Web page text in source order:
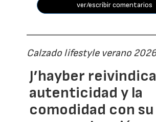
ver/escribir comentarios
Calzado lifestyle verano
J’hayber
autenticidad y la
comodidad con su